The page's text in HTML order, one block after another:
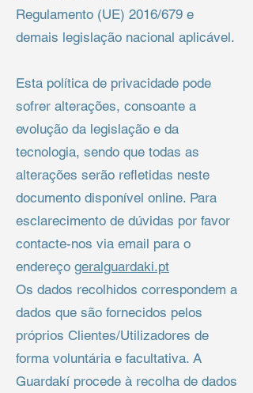
Regulamento (UE) 2016/679 e
demais legislação nacional aplicável.
Esta política de privacidade pode
sofrer alterações, consoante a
evolução da legislação e da
tecnologia, sendo que todas as
alterações serão refletidas neste
documento disponível online. Para
esclarecimento de dúvidas por favor
contacte-nos via email para o
endereço geralguardaki.pt
Os dados recolhidos correspondem a
dados que são fornecidos pelos
próprios Clientes/Utilizadores de
forma voluntária e facultativa. A
Guardakí procede à recolha de dados